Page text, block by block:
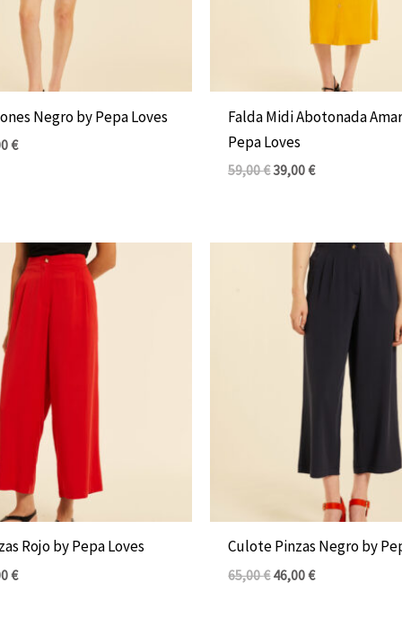
Negro by Pepa Loves
€
Falda Midi Abotonada
Pepa Loves
59,00€39,00€
Rojo by Pepa Loves
€.
€
precio
actual
es:
46,00 €.
Culote Pinzas Negro by
65,00€
precio
original
era:
65,00 €.
46,00€
El
46,00 €.